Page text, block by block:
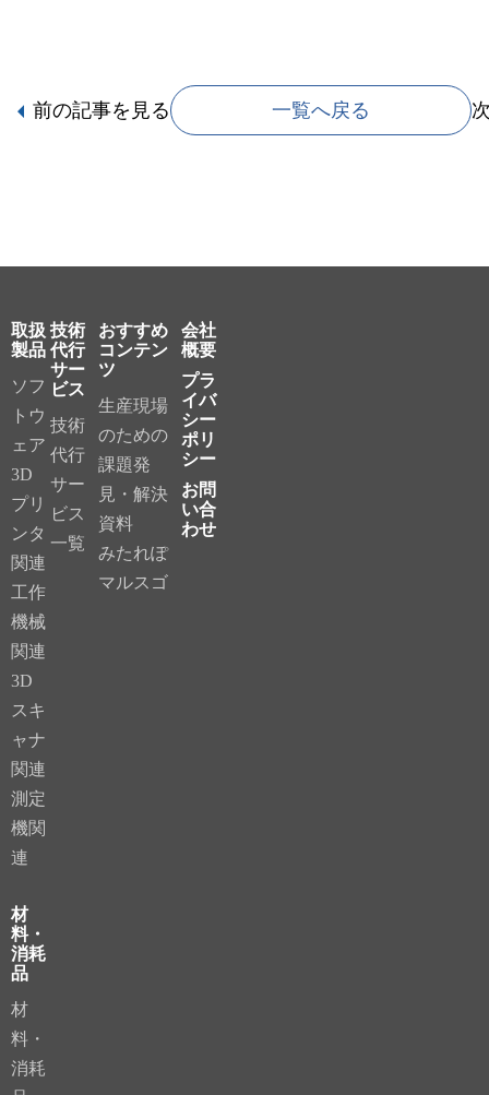
前の記事を見る 一覧へ戻る
取扱
製品
ソフ
トウ
ェア
3D
プリ
ンタ
関連
工作
機械
関連
3D
スキ
ャナ
関連
測定
機関
連
材
料・
消耗
品
材
料・
消耗
技術
代行
サー
ビス
技術
代行
サー
ビス
一覧
おすすめ
コンテン
ツ
生産現場
のための
課題発
見・解決
資料
みたれぽ
マルスゴ
会社
概要
プラ
イバ
シー
ポリ
シー
お問
い合
わせ